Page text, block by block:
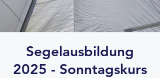
Segelausbildung
2025 - Sonntagskurs